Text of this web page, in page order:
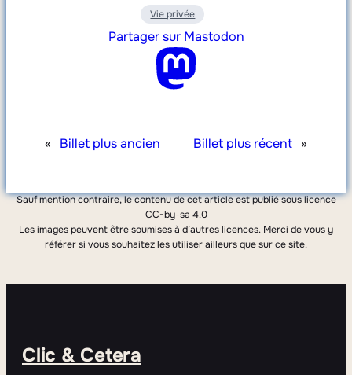
Vie privée
Partager sur Mastodon
« Billet plus ancien Billet plus récent »
Sauf mention contraire, le contenu de cet article est publié sous licence
CC-by-sa 4.0
Les images peuvent être soumises à d’autres licences. Merci de vous y
référer si vous souhaitez les utiliser ailleurs que sur ce site.
Clic & Cetera